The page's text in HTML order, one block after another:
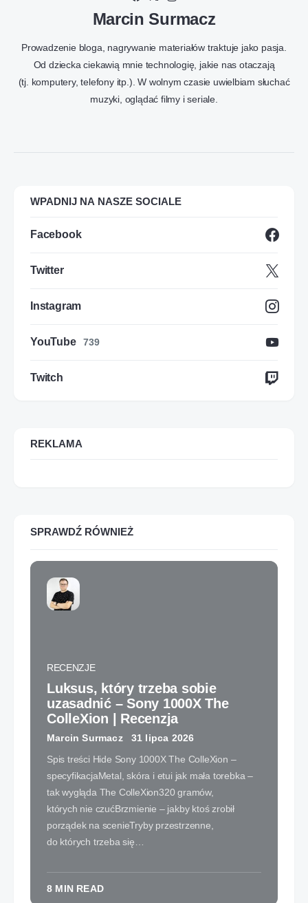
Marcin Surmacz
Prowadzenie bloga, nagrywanie materiałów traktuje jako pasja.
Od dziecka ciekawią mnie technologię, jakie nas otaczają
(tj. komputery, telefony itp.). W wolnym czasie uwielbiam słuchać
muzyki, oglądać filmy i seriale.
WPADNIJ NA NASZE SOCIALE
Facebook
Twitter
Instagram
YouTube 739
Twitch
REKLAMA
SPRAWDŹ RÓWNIEŻ
RECENZJE
Luksus, który trzeba sobie
uzasadnić – Sony 1000X The
ColleXion | Recenzja
Marcin Surmacz 31 lipca 2026
Spis treści Hide Sony 1000X The ColleXion –
specyfikacjaMetal, skóra i etui jak mała torebka –
tak wygląda The ColleXion320 gramów,
których nie czućBrzmienie – jakby ktoś zrobił
porządek na scenieTryby przestrzenne,
do których trzeba się…
8 MIN READ